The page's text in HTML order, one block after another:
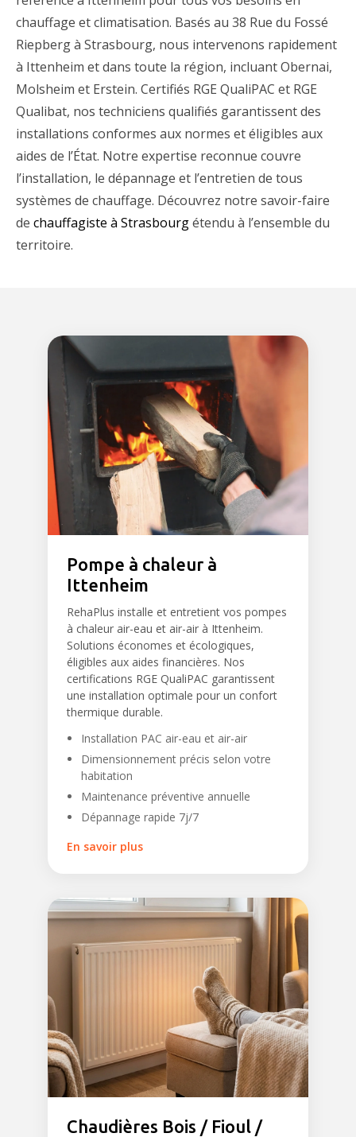
chauffage et climatisation. Basés au 38 Rue du Fossé
Riepberg à Strasbourg, nous intervenons rapidement
à Ittenheim et dans toute la région, incluant Obernai,
Molsheim et Erstein. Certifiés RGE QualiPAC et RGE
Qualibat, nos techniciens qualifiés garantissent des
installations conformes aux normes et éligibles aux
aides de l’État. Notre expertise reconnue couvre
l’installation, le dépannage et l’entretien de tous
systèmes de chauffage. Découvrez notre savoir-faire
de chauffagiste à Strasbourgétendu à l’ensemble du
territoire.
Pompe à chaleur à
Ittenheim
RehaPlus installe et entretient vos pompes
à chaleur air-eau et air-air à Ittenheim.
Solutions économes et écologiques,
éligibles aux aides financières. Nos
certifications RGE QualiPAC garantissent
une installation optimale pour un confort
thermique durable.
Installation PAC air-eau et air-air
Dimensionnement précis selon votre
habitation
Maintenance préventive annuelle
Dépannage rapide 7j/7
En savoir plus
Chaudières Bois / Fioul /